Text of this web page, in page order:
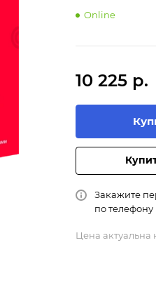
Online
10 225 р.
Закажите
по телефону
Цена актуальна